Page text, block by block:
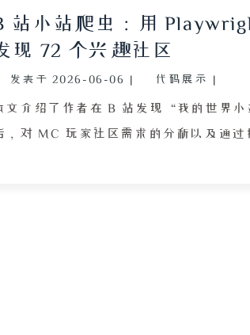
越以
论
。部
装依
站
习
站小站爬虫：用
现 72 个兴趣社区
发表于 2026-06-06 | 代码展示 |
文介绍了作者在 B 站发现“我的世界
，对 MC 玩家社区需求的分析以及通过